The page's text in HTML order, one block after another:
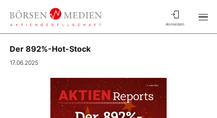
Anmelden
Der 892%-Hot-Stock
17.06.2025